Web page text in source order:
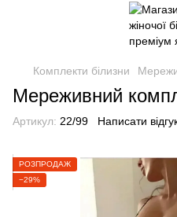
Комплекти білизни
Мереживний
Артикул: 22/99 Написати
РОЗПРОДАЖ
−29%